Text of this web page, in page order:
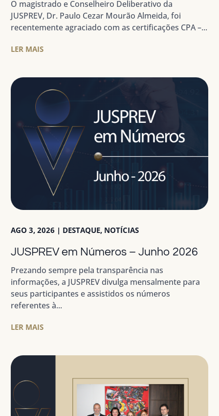
O magistrado e Conselheiro Deliberativo da
JUSPREV, Dr. Paulo Cezar Mourão Almeida, foi
recentemente agraciado com as certificações CPA –...
LER MAIS
JUSPREV em Números – Junho 2026
AGO 3, 2026 | DESTAQUE, NOTÍCIAS
Prezando sempre pela transparência nas
informações, a JUSPREV divulga mensalmente para
seus participantes e assistidos os números
referentes à...
LER MAIS